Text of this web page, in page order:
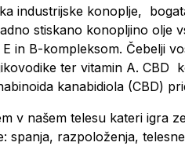
industrijske konoplje,
stiskano konopljino olje
in B-kompleksom. Čebelji
ter vitamin A. CBD
kanabidiola (CBD)
v našem telesu kateri igra
razpoloženja,